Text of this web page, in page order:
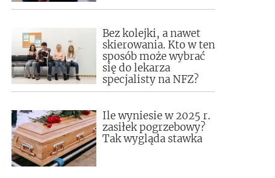
Bez kolejki, a nawet
skierowania. Kto w ten
sposób może wybrać
się do lekarza
specjalisty na NFZ?
Ile wyniesie w 2025 r.
zasiłek pogrzebowy?
Tak wygląda stawka